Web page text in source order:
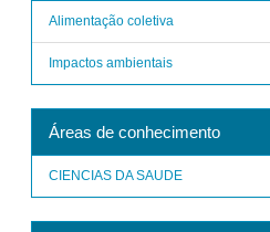
Alimentação coletiva
Impactos ambientais
Áreas de conhecimento
CIENCIAS DA SAUDE